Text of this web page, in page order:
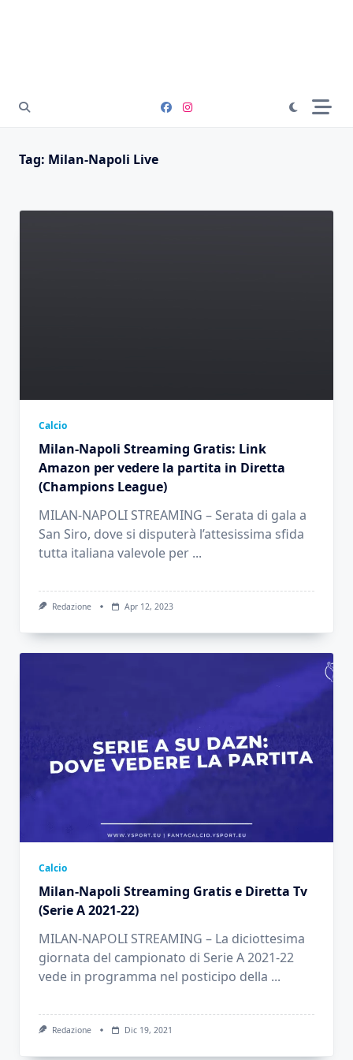
Tag: Milan-Napoli Live
Calcio
Milan-Napoli Streaming Gratis: Link
Amazon per vedere la partita in Diretta
(Champions League)
MILAN-NAPOLI STREAMING – Serata di gala a
San Siro, dove si disputerà l’attesissima sfida
tutta italiana valevole per ...
Redazione Apr 12, 2023
Calcio
Milan-Napoli Streaming Gratis e Diretta Tv
(Serie A 2021-22)
MILAN-NAPOLI STREAMING – La diciottesima
giornata del campionato di Serie A 2021-22
vede in programma nel posticipo della ...
Redazione Dic 19, 2021